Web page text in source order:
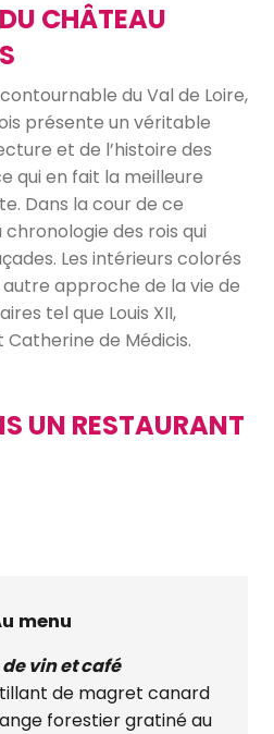
CHÂTEAU
du Val de Loire,
présente un véritable
et de l’histoire des
qui en fait la meilleure
Dans la cour de ce
des rois qui
Les intérieurs colorés
approche de la vie de
tel que Louis XII,
Catherine de Médicis.
UN RESTAURANT
menu
de vin et café
de magret canard
forestier gratiné au